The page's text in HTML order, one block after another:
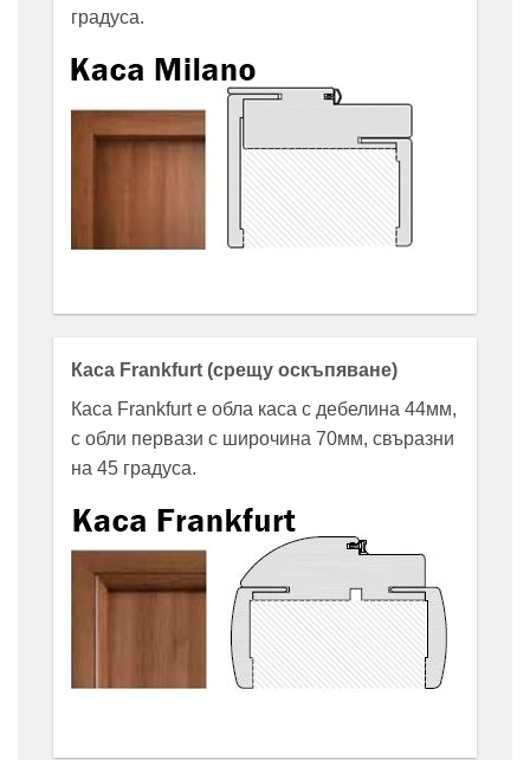
градуса.
Каса Frankfurt (срещу оскъпяване)
Каса Frankfurt е обла каса с дебелина 44мм,
с обли первази с широчина 70мм, свъразни
на 45 градуса.